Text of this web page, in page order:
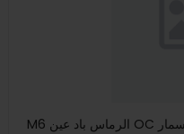
M6 الرماس باد عين OC تيرنبكل د-شاكلة مسدس برغي مع مسمار